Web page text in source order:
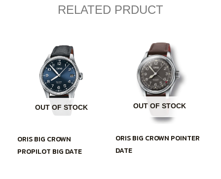
RELATED PRDUCT
OUT OF STOCK
ORIS BIG CROWN
PROPILOT BIG DATE
OUT OF STOCK
ORIS BIG CROWN POINTER
DATE